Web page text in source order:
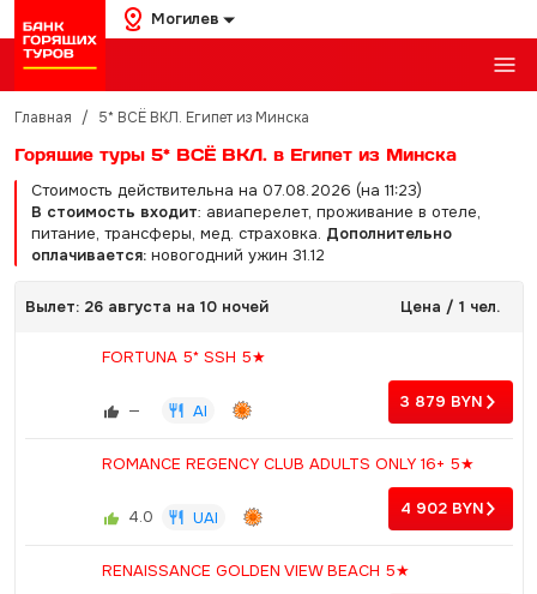
Могилев
Главная / 5* ВСЁ ВКЛ. Египет из Минска
Горящие туры 5* ВСЁ ВКЛ. в Египет из Минска
Стоимость действительна на 07.08.2026 (на 11:23)
В стоимость входит: авиаперелет, проживание в отеле,
питание, трансферы, мед. страховка. Дополнительно
оплачивается:новогодний ужин 31.12
Вылет: 26 августа на 10 ночей Цена / 1 чел.
FORTUNA 5* SSH 5★
— AI 3 879 BYN
ROMANCE REGENCY CLUB ADULTS ONLY 16+ 5★
4.0 UAI 4 902 BYN
RENAISSANCE GOLDEN VIEW BEACH 5★